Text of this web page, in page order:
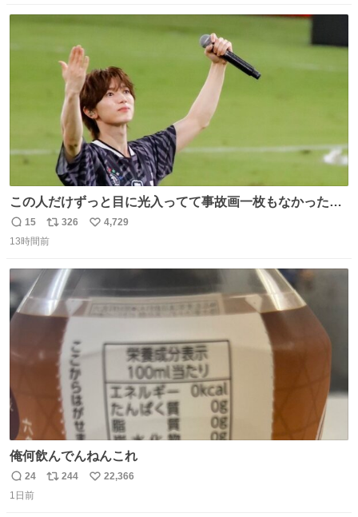
ト
数
この人だけずっと目に光入ってて事故画一枚もなかったす
ごい #TravisJapan #Jリーグ
返
信
15
リ
ポ
ト
数
326
い
4,729
13時間前
俺何飲んでんねんこれ
返
信
24
リ
244
い
22,366
1日前